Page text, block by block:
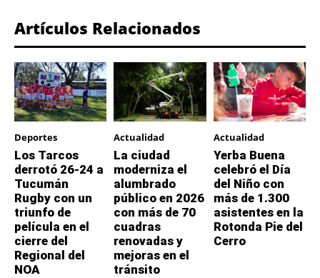
Artículos Relacionados
Deportes
Los Tarcos
derrotó 26-24 a
Tucumán
Rugby con un
triunfo de
película en el
cierre del
Regional del
NOA
Actualidad
La ciudad
moderniza el
alumbrado
público en 2026
con más de 70
cuadras
renovadas y
mejoras en el
tránsito
Actualidad
Yerba Buena
celebró el Día
del Niño con
más de 1.300
asistentes en la
Rotonda Pie del
Cerro